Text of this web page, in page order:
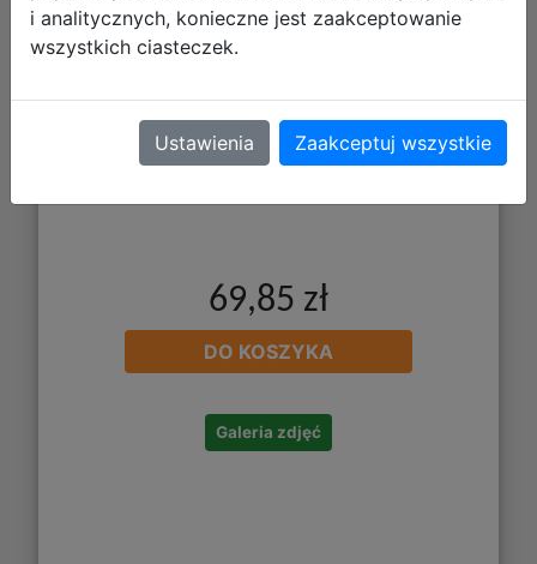
69,85 zł
DO KOSZYKA
Galeria zdjęć
i analitycznych, konieczne jest zaakceptowanie
wszystkich ciasteczek.
Ustawienia Zaakceptuj wszystkie